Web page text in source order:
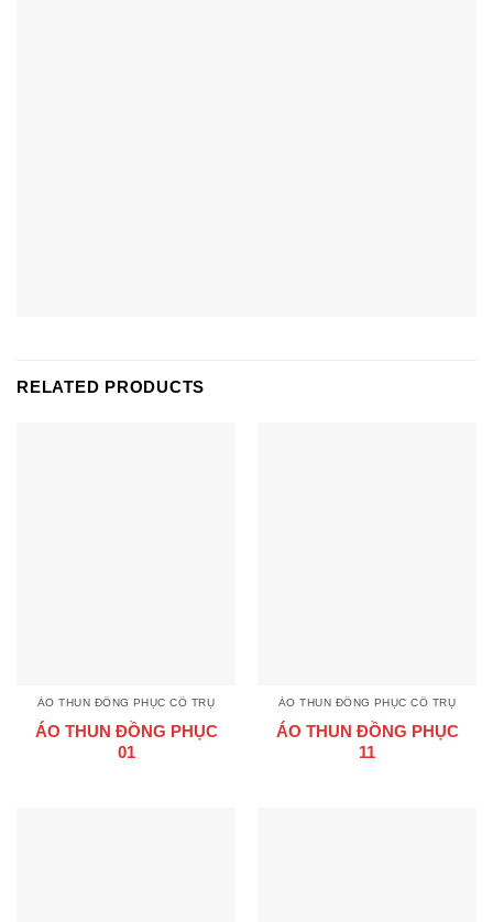
RELATED PRODUCTS
ÁO THUN ĐỒNG PHỤC CỔ TRỤ
ÁO THUN ĐỒNG PHỤC
01
ÁO THUN ĐỒNG PHỤC CỔ TRỤ
ÁO THUN ĐỒNG PHỤC
11